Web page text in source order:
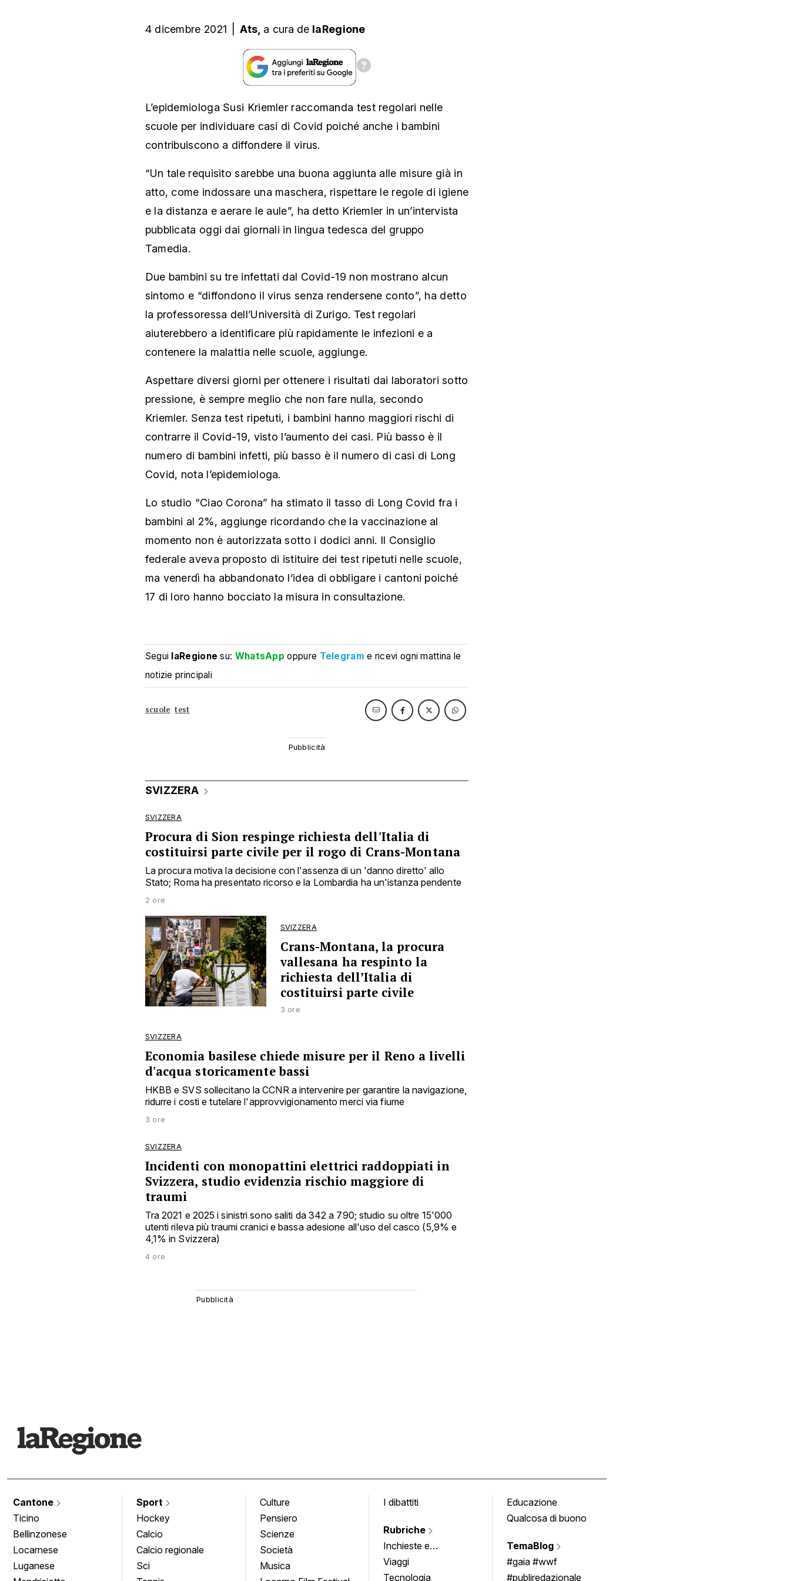
4 dicembre 2021 Ats, a cura de laRegione
L’epidemiologa Susi Kriemler raccomanda test regolari nelle
scuole per individuare casi di Covid poiché anche i bambini
contribuiscono a diffondere il virus.
“Un tale requisito sarebbe una buona aggiunta alle misure già in
atto, come indossare una maschera, rispettare le regole di igiene
e la distanza e aerare le aule”, ha detto Kriemler in un’intervista
pubblicata oggi dai giornali in lingua tedesca del gruppo
Tamedia.
Due bambini su tre infettati dal Covid-19 non mostrano alcun
sintomo e “diffondono il virus senza rendersene conto”, ha detto
la professoressa dell’Università di Zurigo. Test regolari
aiuterebbero a identificare più rapidamente le infezioni e a
contenere la malattia nelle scuole, aggiunge.
Aspettare diversi giorni per ottenere i risultati dai laboratori sotto
pressione, è sempre meglio che non fare nulla, secondo
Kriemler. Senza test ripetuti, i bambini hanno maggiori rischi di
contrarre il Covid-19, visto l’aumento dei casi. Più basso è il
numero di bambini infetti, più basso è il numero di casi di Long
Covid, nota l’epidemiologa.
Lo studio “Ciao Corona” ha stimato il tasso di Long Covid fra i
bambini al 2%, aggiunge ricordando che la vaccinazione al
momento non è autorizzata sotto i dodici anni. Il Consiglio
federale aveva proposto di istituire dei test ripetuti nelle scuole,
ma venerdì ha abbandonato l’idea di obbligare i cantoni poiché
17 di loro hanno bocciato la misura in consultazione.
Segui laRegione su: WhatsApp oppure Telegram e ricevi ogni mattina le
notizie principali
scuole test
SVIZZERA
SVIZZERA
Procura di Sion respinge richiesta dell'Italia di
costituirsi parte civile per il rogo di Crans-Montana
La procura motiva la decisione con l'assenza di un 'danno diretto' allo
Stato; Roma ha presentato ricorso e la Lombardia ha un'istanza pendente
2 ore
SVIZZERA
Crans-Montana, la procura
vallesana ha respinto la
richiesta dell’Italia di
costituirsi parte civile
3 ore
SVIZZERA
Economia basilese chiede misure per il Reno a livelli
d'acqua storicamente bassi
HKBB e SVS sollecitano la CCNR a intervenire per garantire la navigazione,
ridurre i costi e tutelare l'approvvigionamento merci via fiume
3 ore
SVIZZERA
Incidenti con monopattini elettrici raddoppiati in
Svizzera, studio evidenzia rischio maggiore di
traumi
Tra 2021 e 2025 i sinistri sono saliti da 342 a 790; studio su oltre 15'000
utenti rileva più traumi cranici e bassa adesione all'uso del casco (5,9% e
4,1% in Svizzera)
4 ore
Cantone
Ticino
Bellinzonese
Locarnese
Luganese
Sport
Hockey
Calcio
Calcio regionale
Sci
Culture
Pensiero
Scienze
Società
Musica
I dibattiti
Rubriche
Inchieste e
approfondimenti
Viaggi
Tecnologia
Educazione
Qualcosa di buono
TemaBlog
#gaia #wwf
#publiredazionale